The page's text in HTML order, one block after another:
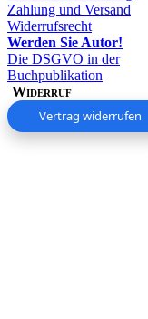
Zahlung und Versand
Widerrufsrecht
Werden Sie Autor!
Die DSGVO in der
Buchpublikation
Widerruf
Vertrag widerrufen